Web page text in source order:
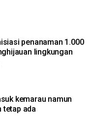
penanaman 1.000
lingkungan
kemarau namun
tetap ada